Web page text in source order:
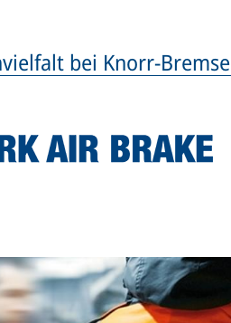
bei Knorr-Bremse